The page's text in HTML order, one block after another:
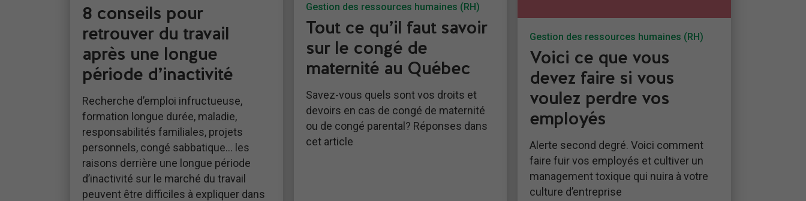
8 conseils pour
retrouver du travail
après une longue
période d’inactivité
Recherche d’emploi infructueuse,
formation longue durée, maladie,
responsabilités familiales, projets
personnels, congé sabbatique… les
raisons derrière une longue période
d’inactivité sur le marché du travail
peuvent être difficiles à expliquer dans
Gestion des ressources humaines (RH)
Tout ce qu’il faut savoir
sur le congé de
maternité au Québec
Savez-vous quels sont vos droits et
devoirs en cas de congé de maternité
ou de congé parental? Réponses dans
cet article
Gestion des ressources humaines (RH)
Voici ce que vous
devez faire si vous
voulez perdre vos
employés
Alerte second degré. Voici comment
faire fuir vos employés et cultiver un
management toxique qui nuira à votre
culture d’entreprise